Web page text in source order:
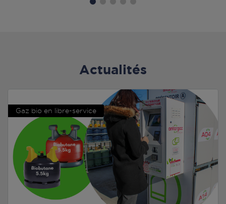
Actualités
Gaz bio en libre-service